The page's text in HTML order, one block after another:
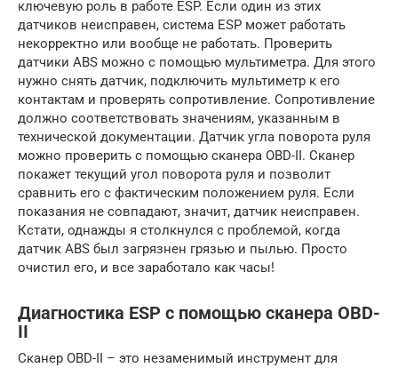
ключевую роль в работе ESP. Если один из этих
датчиков неисправен, система ESP может работать
некорректно или вообще не работать. Проверить
датчики ABS можно с помощью мультиметра. Для этого
нужно снять датчик, подключить мультиметр к его
контактам и проверять сопротивление. Сопротивление
должно соответствовать значениям, указанным в
технической документации. Датчик угла поворота руля
можно проверить с помощью сканера OBD-II. Сканер
покажет текущий угол поворота руля и позволит
сравнить его с фактическим положением руля. Если
показания не совпадают, значит, датчик неисправен.
Кстати, однажды я столкнулся с проблемой, когда
датчик ABS был загрязнен грязью и пылью. Просто
очистил его, и все заработало как часы!
Диагностика ESP с помощью сканера OBD-
II
Сканер OBD-II – это незаменимый инструмент для